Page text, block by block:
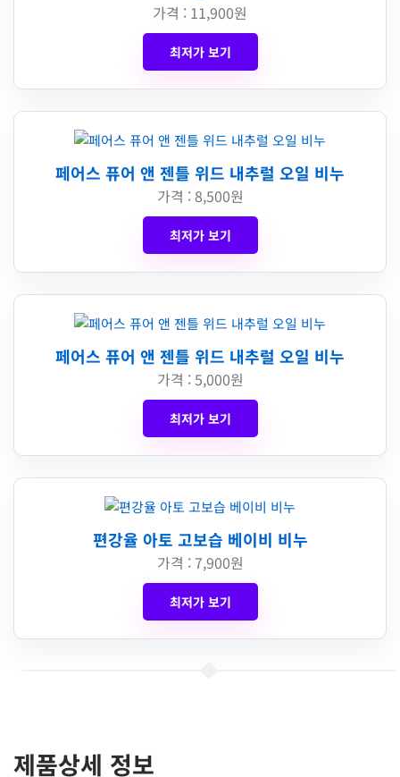
가격 : 11,900원
최저가 보기
페어스 퓨어 앤 젠틀 위드 내추럴 오일 비누
가격 : 8,500원
최저가 보기
페어스 퓨어 앤 젠틀 위드 내추럴 오일 비누
가격 : 5,000원
최저가 보기
편강율 아토 고보습 베이비 비누
가격 : 7,900원
최저가 보기
제품상세 정보